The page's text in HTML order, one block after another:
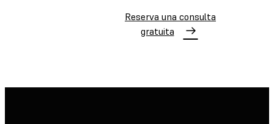
Reserva una consulta
gratuita